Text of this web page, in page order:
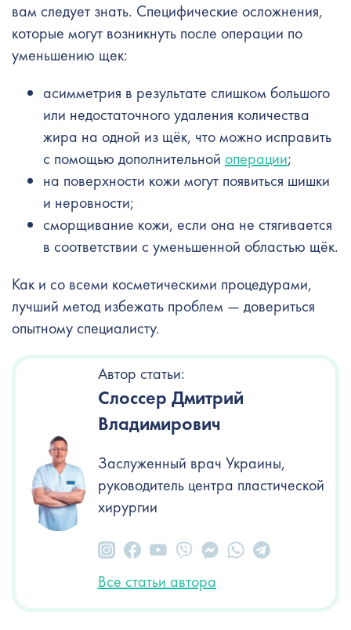
вам следует знать. Специфические осложнения,
которые могут возникнуть после операции по
уменьшению щек:
асимметрия в результате слишком большого
или недостаточного удаления количества
жира на одной из щёк, что можно исправить
с помощью дополнительной операции;
на поверхности кожи могут появиться шишки
и неровности;
сморщивание кожи, если она не стягивается
в соответствии с уменьшенной областью щёк.
Как и со всеми косметическими процедурами,
лучший метод избежать проблем — довериться
опытному специалисту.
Автор статьи:
Слоссер Дмитрий
Владимирович
Заслуженный врач Украины,
руководитель центра пластической
хирургии
Все статьи автора